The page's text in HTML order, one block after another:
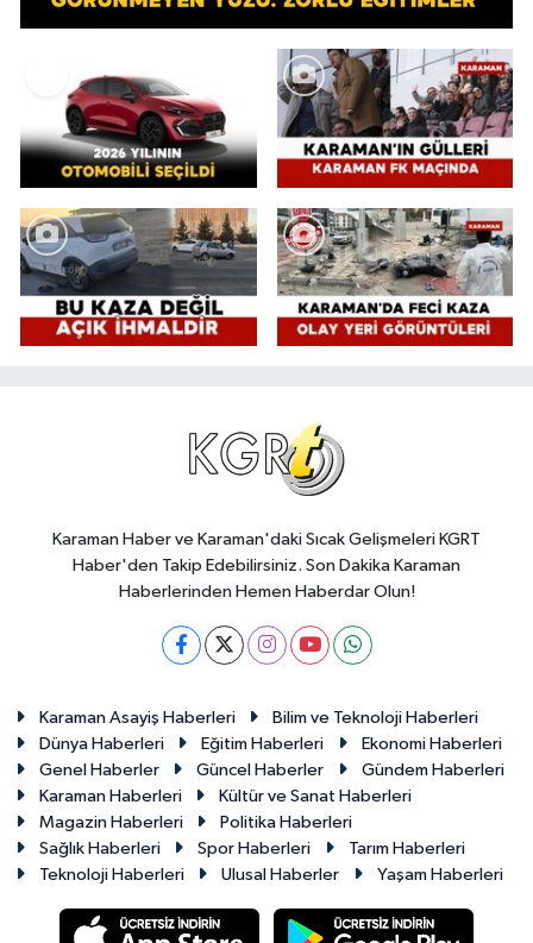
Karaman Haber ve Karaman'daki Sıcak Gelişmeleri KGRT
Haber'den Takip Edebilirsiniz. Son Dakika Karaman
Haberlerinden Hemen Haberdar Olun!
Karaman Asayiş Haberleri
Bilim ve Teknoloji Haberleri
Dünya Haberleri
Eğitim Haberleri
Ekonomi Haberleri
Genel Haberler
Güncel Haberler
Gündem Haberleri
Karaman Haberleri
Kültür ve Sanat Haberleri
Magazin Haberleri
Politika Haberleri
Sağlık Haberleri
Spor Haberleri
Tarım Haberleri
Teknoloji Haberleri
Ulusal Haberler Yaşam Haberleri